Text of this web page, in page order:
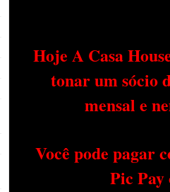
Hoje A Casa
tonar um sócio
mensal e
Você pode pagar
Pic